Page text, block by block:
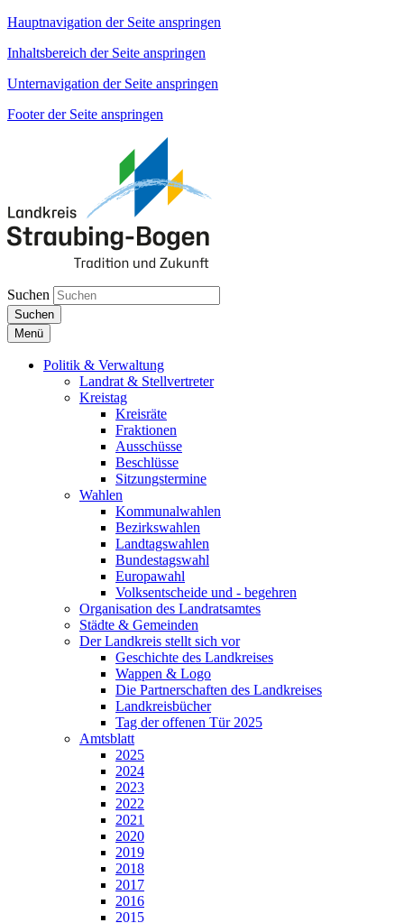
Hauptnavigation der Seite anspringen
Inhaltsbereich der Seite anspringen
Unternavigation der Seite anspringen
Footer der Seite anspringen
Suchen
Suchen
Menü
Politik & Verwaltung
Landrat & Stellvertreter
Kreistag
Kreisräte
Fraktionen
Ausschüsse
Beschlüsse
Sitzungstermine
Wahlen
Kommunalwahlen
Bezirkswahlen
Landtagswahlen
Bundestagswahl
Europawahl
Volksentscheide und - begehren
Organisation des Landratsamtes
Städte & Gemeinden
Der Landkreis stellt sich vor
Geschichte des Landkreises
Wappen & Logo
Die Partnerschaften des Landkreises
Landkreisbücher
Tag der offenen Tür 2025
Amtsblatt
2025
2024
2023
2022
2021
2020
2019
2018
2017
2016
2015